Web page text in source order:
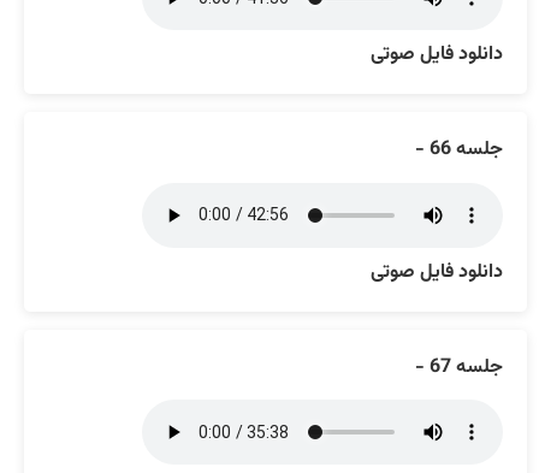
دانلود فایل صوتی
جلسه 66 -
دانلود فایل صوتی
جلسه 67 -